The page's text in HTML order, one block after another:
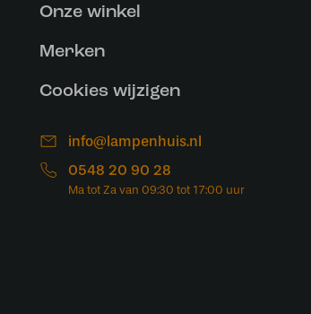
Onze winkel
Merken
Cookies wijzigen
info@lampenhuis.nl
0548 20 90 28